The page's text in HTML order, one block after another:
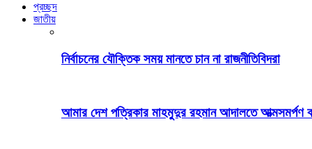
প্রচ্ছদ
জাতীয়
নির্বাচনের যৌক্তিক সময় মানতে চান না রাজনীতিবিদরা
আমার দেশ পত্রিকার মাহমুদুর রহমান আদালতে আত্মসমর্পণ